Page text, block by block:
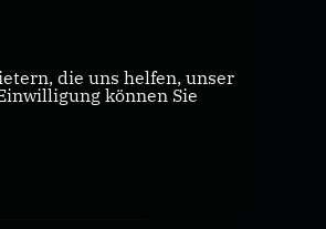
die uns helfen, unser
können Sie